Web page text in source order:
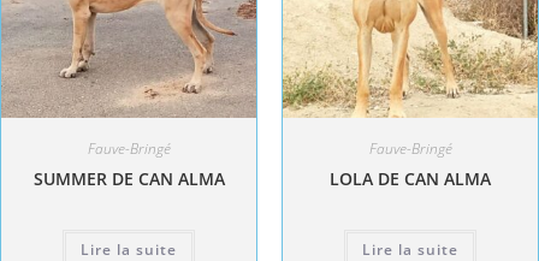
Fauve-Bringé
SUMMER DE CAN ALMA
Lire la suite
Fauve-Bringé
LOLA DE CAN ALMA
Lire la suite